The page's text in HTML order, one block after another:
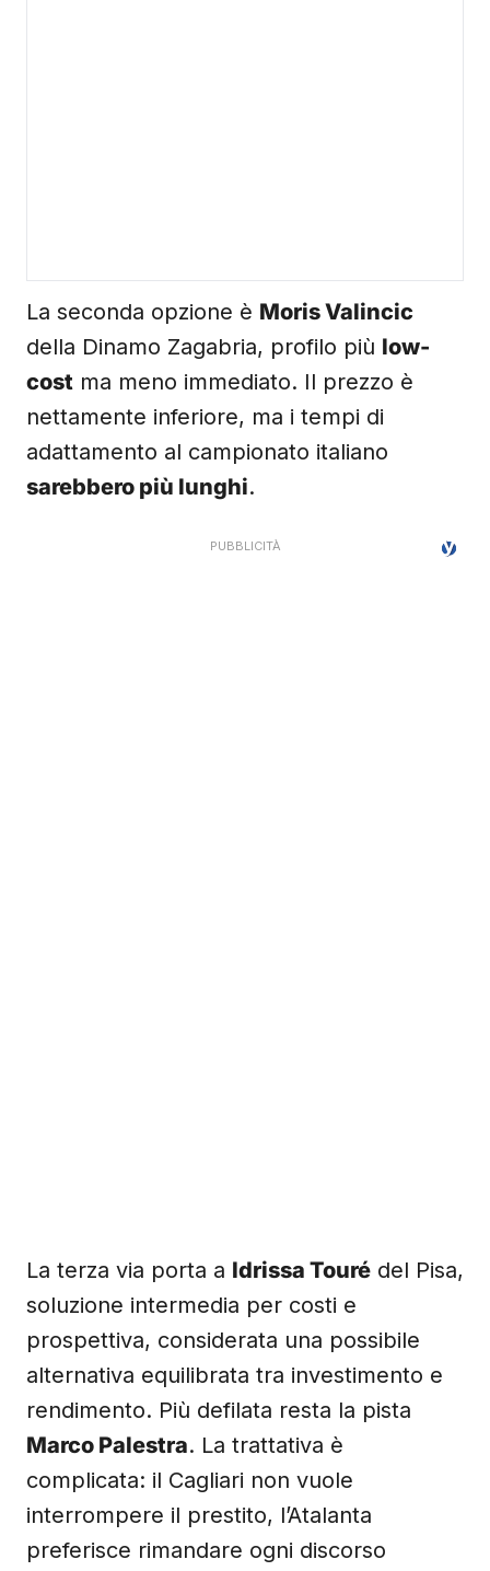
La seconda opzione è Moris Valincic
della Dinamo Zagabria, profilo più low-
cost ma meno immediato. Il prezzo è
nettamente inferiore, ma i tempi di
adattamento al campionato italiano
sarebbero più lunghi.
La terza via porta a Idrissa Touré del Pisa,
soluzione intermedia per costi e
prospettiva, considerata una possibile
alternativa equilibrata tra investimento e
rendimento. Più defilata resta la pista
Marco Palestra. La trattativa è
complicata: il Cagliari non vuole
interrompere il prestito, l’Atalanta
preferisce rimandare ogni discorso